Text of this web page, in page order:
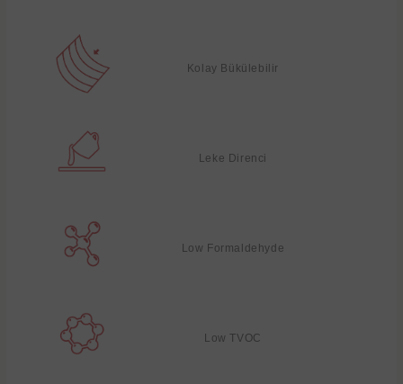
Kolay Bükülebilir
Leke Direnci
Low Formaldehyde
Low TVOC